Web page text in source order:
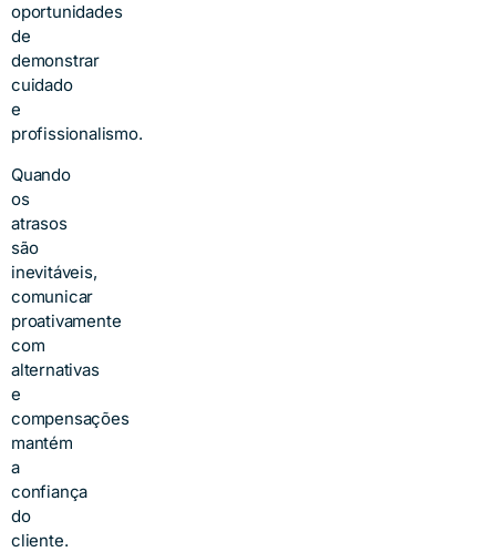
oportunidades
de
demonstrar
cuidado
e
profissionalismo.
Quando
os
atrasos
são
inevitáveis,
comunicar
proativamente
com
alternativas
e
compensações
mantém
a
confiança
do
cliente.